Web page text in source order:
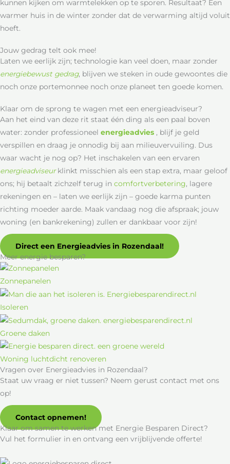
kunnen kijken om warmtelekken op te sporen. Resultaat? Een
warmer huis in de winter zonder dat de verwarming altijd voluit
hoeft.
Jouw gedrag telt ook mee!
Laten we eerlijk zijn; technologie kan veel doen, maar zonder
energiebewust gedrag, blijven we steken in oude gewoontes die
noch onze portemonnee noch onze planeet ten goede komen.
Klaar om de sprong te wagen met een energieadviseur?
Aan het eind van deze rit staat één ding als een paal boven
water: zonder professioneel energieadvies , blijf je geld
verspillen en draag je onnodig bij aan milieuvervuiling. Dus
waar wacht je nog op? Het inschakelen van een ervaren
energieadviseurklinkt misschien als een stap extra, maar geloof
ons; hij betaalt zichzelf terug in comfortverbetering, lagere
rekeningen en – laten we eerlijk zijn – goede karma punten
richting moeder aarde. Maak vandaag nog die afspraak; jouw
woning (en bankrekening) zullen er dankbaar voor zijn!
Direct een Energieadvies in Rozendaal!
Meer energie besparen?
Zonnepanelen
Isoleren
Groene daken
Woning luchtdicht renoveren
Vragen over Energieadvies in Rozendaal?
Staat uw vraag er niet tussen? Neem gerust contact met ons
op!
Contact opnemen!
Klaar om samen te werken met Energie Besparen Direct?
Vul het formulier in en ontvang een vrijblijvende offerte!